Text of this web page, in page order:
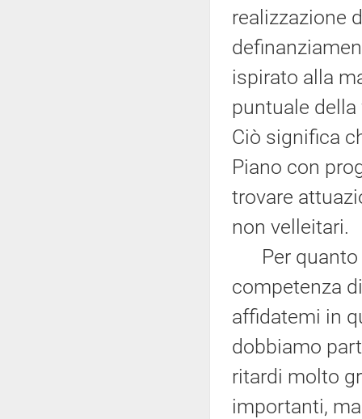
realizzazione
ispirato alla
puntuale
Ciò significa
Piano con
trovare
non velleitari.
Per quanto
competenza
affidatemi in
dobbiamo
ritardi molto
importanti,